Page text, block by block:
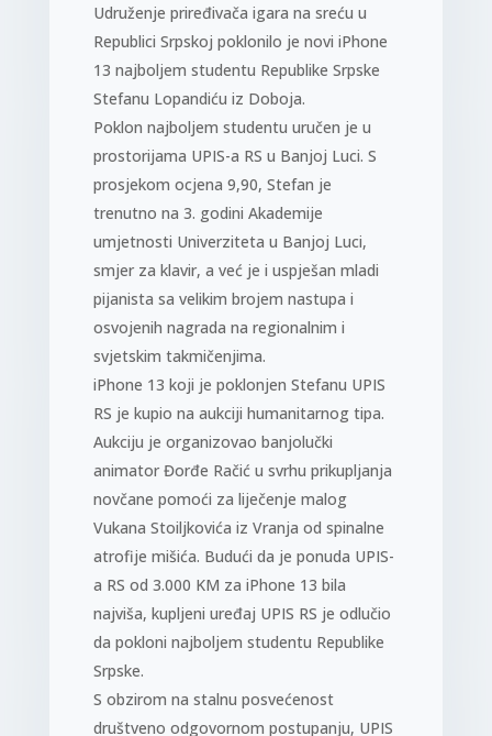
Udruženje priređivača igara na sreću u
Republici Srpskoj poklonilo je novi iPhone
13 najboljem studentu Republike Srpske
Stefanu Lopandiću iz Doboja.
Poklon najboljem studentu uručen je u
prostorijama UPIS-a RS u Banjoj Luci. S
prosjekom ocjena 9,90, Stefan je
trenutno na 3. godini Akademije
umjetnosti Univerziteta u Banjoj Luci,
smjer za klavir, a već je i uspješan mladi
pijanista sa velikim brojem nastupa i
osvojenih nagrada na regionalnim i
svjetskim takmičenjima.
iPhone 13 koji je poklonjen Stefanu UPIS
RS je kupio na aukciji humanitarnog tipa.
Aukciju je organizovao banjolučki
animator Đorđe Račić u svrhu prikupljanja
novčane pomoći za liječenje malog
Vukana Stoiljkovića iz Vranja od spinalne
atrofije mišića. Budući da je ponuda UPIS-
a RS od 3.000 KM za iPhone 13 bila
najviša, kupljeni uređaj UPIS RS je odlučio
da pokloni najboljem studentu Republike
Srpske.
S obzirom na stalnu posvećenost
društveno odgovornom postupanju, UPIS